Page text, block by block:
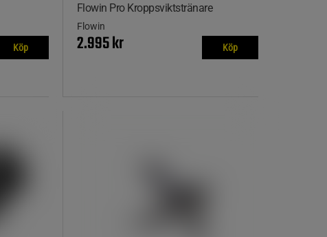
Köp
Flowin Pro Kroppsviktstränare
Flowin
2.995 kr Köp